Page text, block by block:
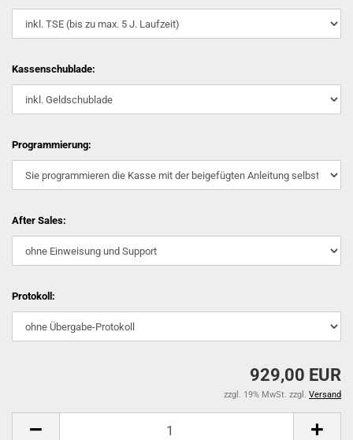
Kassenschublade:
Programmierung:
After Sales:
Protokoll:
929,00 EUR
zzgl. 19% MwSt. zzgl. Versand